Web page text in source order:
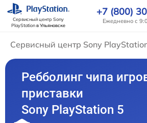
Сервисный центр Sony
PlayStationв Ульяновске
+7 (800)
Ежедневно с
Сервисный центр Sony
Ребболинг чипа
приставки
Sony PlayStation 5